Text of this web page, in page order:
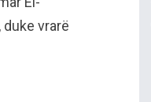
vrarë